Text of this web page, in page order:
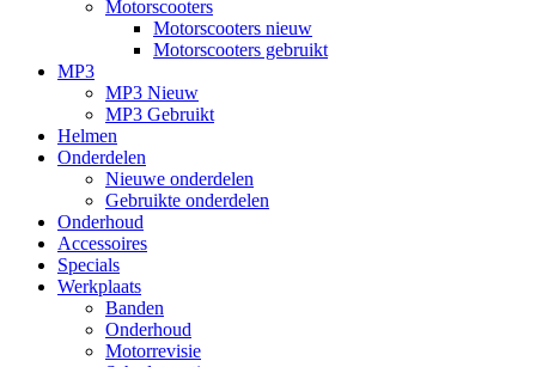
Motorscooters
Motorscooters nieuw
Motorscooters gebruikt
MP3
MP3 Nieuw
MP3 Gebruikt
Helmen
Onderdelen
Nieuwe onderdelen
Gebruikte onderdelen
Onderhoud
Accessoires
Specials
Werkplaats
Banden
Onderhoud
Motorrevisie